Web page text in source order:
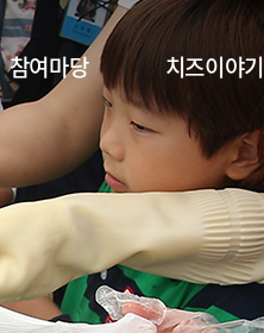
참여마당 치즈이야기